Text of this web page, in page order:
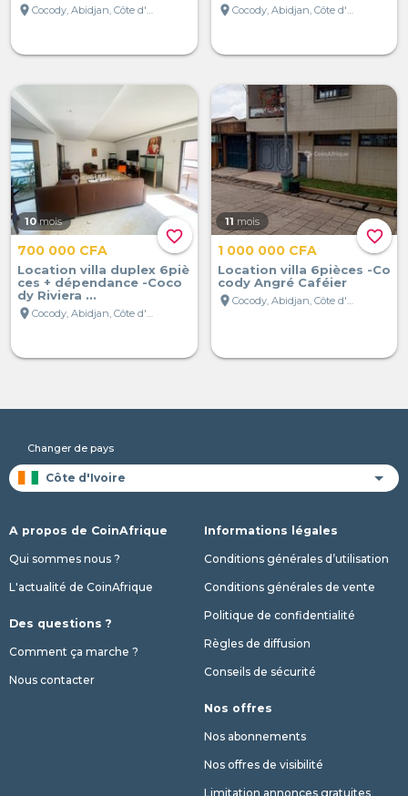
location_on
location_on
favorite_border
10 mois
700 000 CFA
Location villa duplex 6piè
ces + dépendance -Coco
dy Riviera ...
location_on
favorite_border
11 mois
1 000 000 CFA
Location villa 6pièces -Co
cody Angré Caféier
location_on
Changer de pays
A propos de CoinAfrique
Qui sommes nous ?
L'actualité de CoinAfrique
Des questions ?
Comment ça marche ?
Nous contacter
Informations légales
Conditions générales d’utilisation
Conditions générales de vente
Politique de confidentialité
Règles de diffusion
Conseils de sécurité
Nos offres
Nos abonnements
Nos offres de visibilité
Limitation annonces gratuites